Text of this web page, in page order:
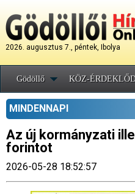
2026. augusztus 7., péntek, Ibolya
Gödöllő KÖZ-
MINDENNAPI
Az új kormányzati
forintot
2026-05-28 18:52:57